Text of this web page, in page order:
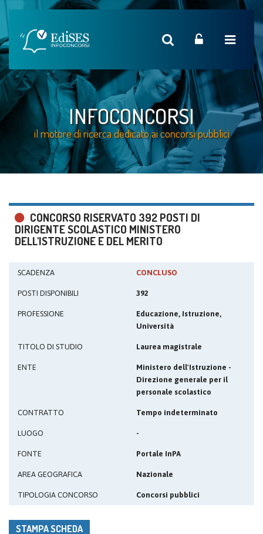
INFOCONCORSI
il motore di ricerca dedicato ai concorsi pubblici
CONCORSO RISERVATO 392 POSTI DI
DIRIGENTE SCOLASTICO MINISTERO
DELL'ISTRUZIONE E DEL MERITO
SCADENZA CONCLUSO
POSTI DISPONIBILI 392
PROFESSIONE
Educazione, Istruzione,
Università
TITOLO DI STUDIO Laurea magistrale
ENTE
Ministero dell'Istruzione -
Direzione generale per il
personale scolastico
CONTRATTO Tempo indeterminato
LUOGO -
FONTE Portale InPA
AREA GEOGRAFICA Nazionale
TIPOLOGIA CONCORSO Concorsi pubblici
STAMPA SCHEDA